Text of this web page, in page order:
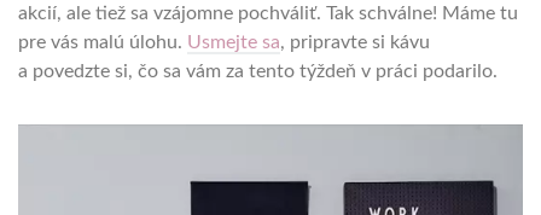
akcií, ale tiež sa vzájomne pochváliť. Tak schválne! Máme tu
pre vás malú úlohu. Usmejte sa, pripravte si kávu
a povedzte si, čo sa vám za tento týždeň v práci podarilo.